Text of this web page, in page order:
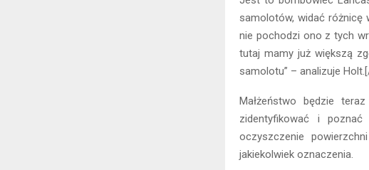
samolotów, widać różnicę
nie pochodzi ono z tych
tutaj mamy już większą
samolotu” – analizuje
Małżeństwo będzie
zidentyfikować i
oczyszczenie
jakiekolwiek oznaczenia.